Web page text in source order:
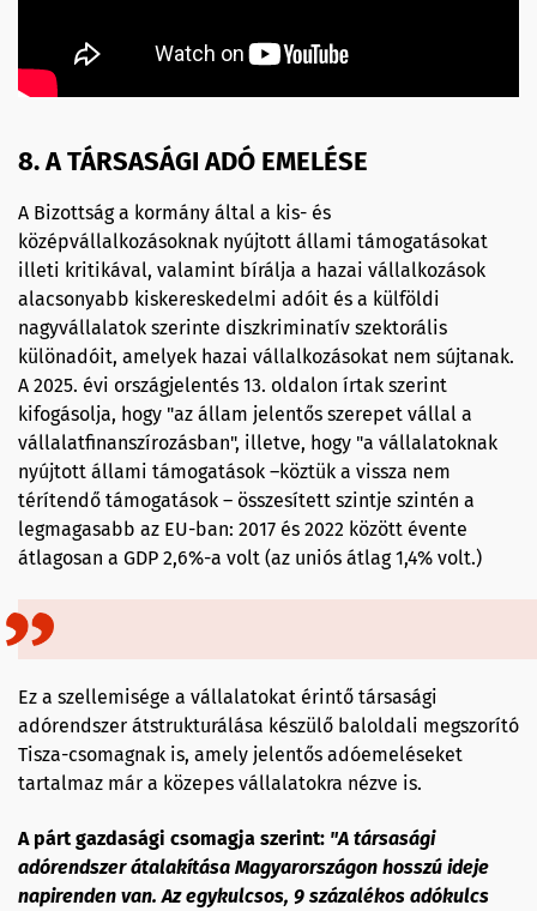
8. A TÁRSASÁGI ADÓ EMELÉSE
A Bizottság a kormány által a kis- és
középvállalkozásoknak nyújtott állami támogatásokat
illeti kritikával, valamint bírálja a hazai vállalkozások
alacsonyabb kiskereskedelmi adóit és a külföldi
nagyvállalatok szerinte diszkriminatív szektorális
különadóit, amelyek hazai vállalkozásokat nem sújtanak.
A 2025. évi országjelentés 13. oldalon írtak szerint
kifogásolja, hogy "az állam jelentős szerepet vállal a
vállalatfinanszírozásban", illetve, hogy "a vállalatoknak
nyújtott állami támogatások –köztük a vissza nem
térítendő támogatások – összesített szintje szintén a
legmagasabb az EU-ban: 2017 és 2022 között évente
átlagosan a GDP 2,6%-a volt (az uniós átlag 1,4% volt.)
Ez a szellemisége a vállalatokat érintő társasági
adórendszer átstrukturálása készülő baloldali megszorító
Tisza-csomagnak is, amely jelentős adóemeléseket
tartalmaz már a közepes vállalatokra nézve is.
A párt gazdasági csomagja szerint: "A társasági
adórendszer átalakítása Magyarországon hosszú ideje
napirenden van. Az egykulcsos, 9 százalékos adókulcs